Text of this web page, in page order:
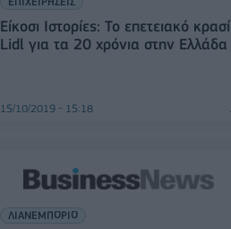
Είκοσι Ιστορίες: Το επετειακό κρασί
Lidl για τα 20 χρόνια στην Ελλάδα
15/10/2019 - 15:18
ΛΙΑΝΕΜΠΟΡΙΟ